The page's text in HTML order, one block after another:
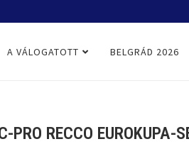
A VÁLOGATOTT BELGRÁD 2026
PRO RECCO